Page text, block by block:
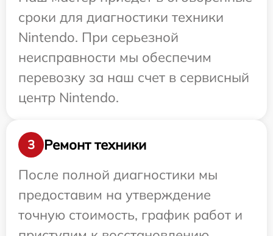
сроки для диагностики техники
Nintendo. При серьезной
неисправности мы обеспечим
перевозку за наш счет в сервисный
центр Nintendo.
3
Ремонт техники
После полной диагностики мы
предоставим на утверждение
точную стоимость, график работ и